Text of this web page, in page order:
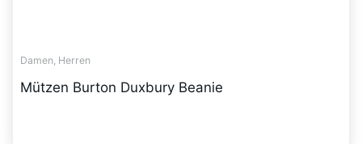
Damen, Herren
Mützen Burton Duxbury Beanie